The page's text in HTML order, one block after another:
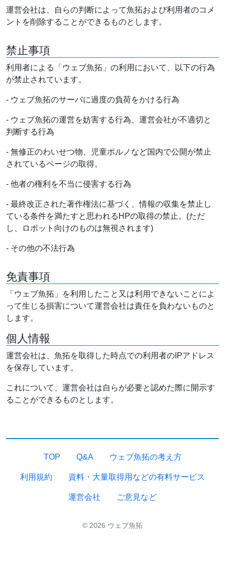
運営会社は、自らの判断によって魚拓および利用者のコメ
ントを削除することができるものとします。
禁止事項
利用者による「ウェブ魚拓」の利用において、以下の行為
が禁止されています。
- ウェブ魚拓のサーバに過度の負荷をかける行為
- ウェブ魚拓の運営を妨害する行為、運営会社が不適切と
判断する行為
- 無修正のわいせつ物、児童ポルノなど国内で公開が禁止
されているページの取得。
- 他者の権利を不当に侵害する行為
- 最終改正された著作権法に基づく、情報の収集を禁止し
ている条件を満たすと思われるHPの取得の禁止。(ただ
し、ロボット向けのものは無視されます)
- その他の不法行為
免責事項
「ウェブ魚拓」を利用したこと又は利用できないことによ
って生じる損害について運営会社は責任を負わないものと
します。
個人情報
運営会社は、魚拓を取得した時点での利用者のIPアドレス
を保存しています。
これについて、運営会社は自らが必要と認めた際に開示す
ることができるものとします。
TOP Q&A ウェブ魚拓の考え方
利用規約 資料・大量取得用などの有料サービス
運営会社 ご意見など
© 2026 ウェブ魚拓